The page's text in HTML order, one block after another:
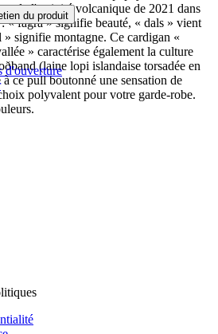
de l'activité volcanique de 2021 dans
« fagra » signifie beauté, « dals » vient
signifie montagne. Ce cardigan «
» caractérise également la culture
(laine lopi islandaise torsadée en
ce pull boutonné une sensation de
polyvalent pour votre garde-robe.
du produit
d'ouverture